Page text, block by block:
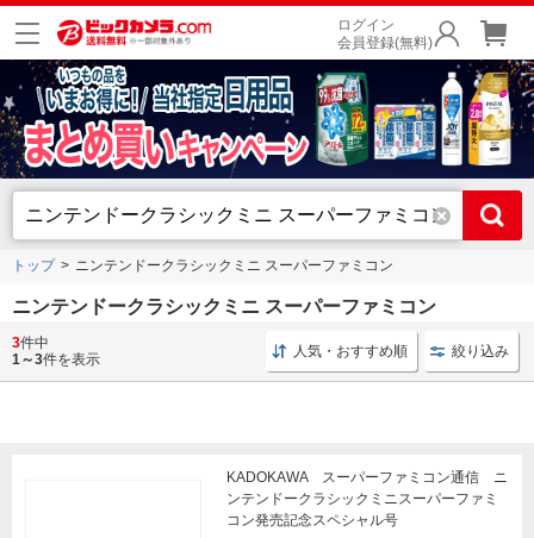
ログイン
会員登録(無料)
トップ ニンテンドークラシックミニ スーパーファミコン
ニンテンドークラシックミニ スーパーファミコン
お買い得セール お得なキャンペーン
3件中
1～3件を表示 人気・おすすめ順 絞り込み
KADOKAWA スーパーファミコン通信 ニ
ンテンドークラシックミニスーパーファミ
コン発売記念スペシャル号